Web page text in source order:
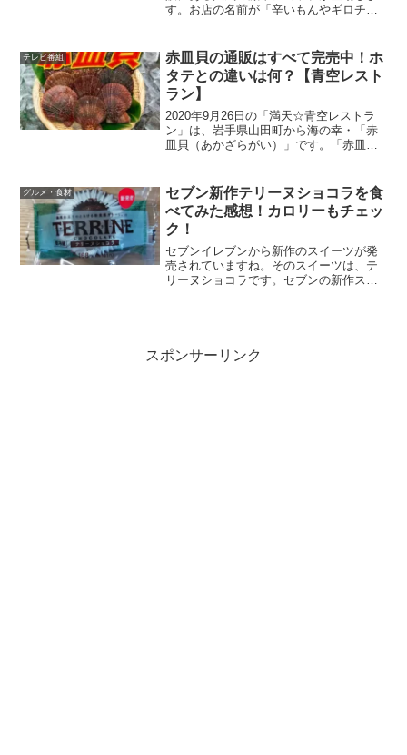
す。お店の名前が「辛いもんやギロチ
ェック！ギロチンの激辛メニューの中で
も最高にヤバい激辛チャ...
テレビ番組
赤皿貝の通販はすべて完売中！ホ
タテとの違いは何？【青空レスト
ラン】
2020年9月26日の「満天☆青空レストラ
ン」は、岩手県山田町から海の幸・「赤
皿貝（あかざらがい）」です。「赤皿
ホタテとそっくりなのでホタテとの違い
が何なのかも調べてみ...
グルメ・食材
セブン新作テリーヌショコラを食
べてみた感想！カロリーもチェッ
ク！
セブンイレブンから新作のスイーツが発
売されていますね。そのスイーツは、テ
リーヌショコラです。セブンの新作スイ
スポンサーリンク